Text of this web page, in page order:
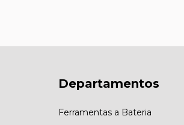
Departamentos
Ferramentas a Bateria